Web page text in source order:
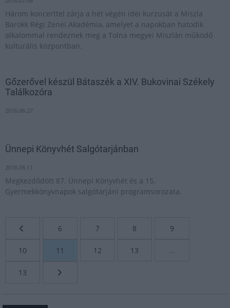
Három koncerttel zárja a hét végén idei kurzusát a Miszla
Barokk Régi Zenei Akadémia, amelyet a napokban hatodik
alkalommal rendeznek meg a Tolna megyei Miszlán működő
kulturális központban.
Gőzerővel készül Bátaszék a XIV. Bukovinai Székely
Találkozóra
2016.06.27
Ünnepi Könyvhét Salgótarjánban
2016.06.11
Megkezdődött 87. Ünnepi Könyvhét és a 15.
Gyermekkönyvnapok salgótarjáni programsorozata.
6 7 8 9
10 11 12 13 ...
13